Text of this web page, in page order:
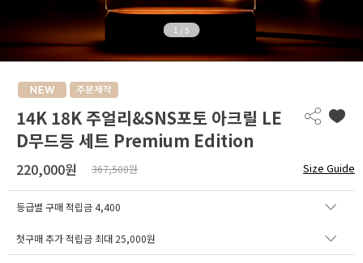
1 / 5
14K 18K 주얼리&SNS포토 아크릴 LE
D무드등 세트 Premium Edition
220,000원 367,500원 Size Guide
등급별 구매 적립금4,400
첫구매 추가 적립금 최대 25,000원